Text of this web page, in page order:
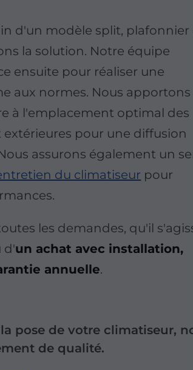
d'un modèle split, plafonnier
la solution. Notre équipe
ensuite pour réaliser une
aux normes. Nous apportons
à l'emplacement optimal des
pour une diffusion
assurons également un
du climatiseur pour
les demandes, qu'il
d'un achat avec installation,
annuelle.
pose de votre climatiseur,
de qualité.